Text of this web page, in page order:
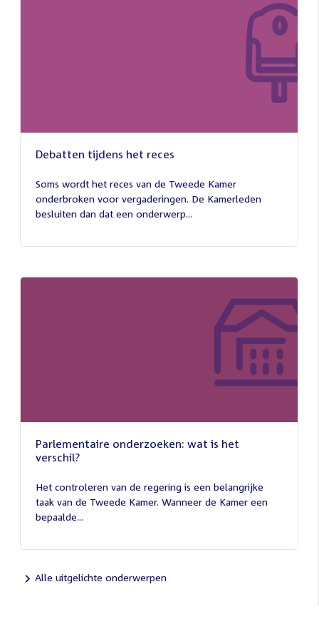
Debatten tijdens het reces
juli
2026
Soms wordt het reces van de Tweede Kamer
onderbroken voor vergaderingen. De Kamerleden
besluiten dan dat een onderwerp...
Parlementaire onderzoeken: wat is het
verschil?
juli
2026
Het controleren van de regering is een belangrijke
taak van de Tweede Kamer. Wanneer de Kamer een
bepaalde...
Alle uitgelichte onderwerpen